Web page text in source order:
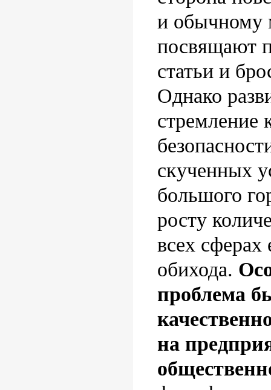
и обычному
посвящают
статьи и
Однако
стремление
скученных
большого
росту
всех сферах
обихода.
проблема
на